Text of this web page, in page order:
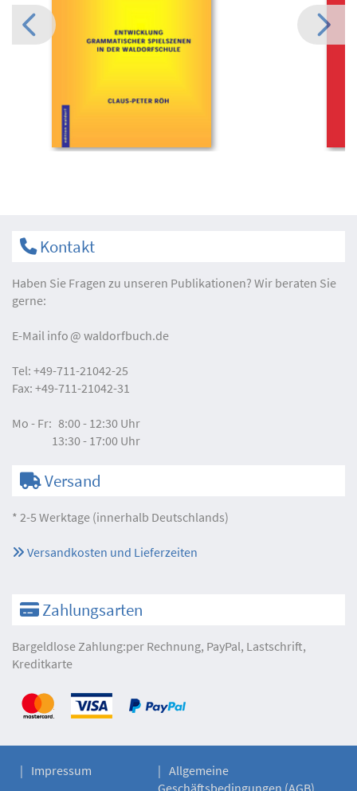
Kontakt
Haben Sie Fragen zu unseren Publikationen? Wir beraten Sie
gerne:
E-Mail info waldorfbuch.de
Tel: +49-711-21042-25
Fax: +49-711-21042-31
Mo - Fr: 8:00 - 12:30 Uhr
13:30 - 17:00 Uhr
Versand
* 2-5 Werktage (innerhalb Deutschlands)
Versandkosten und Lieferzeiten
Zahlungsarten
Bargeldlose Zahlung:per Rechnung, PayPal, Lastschrift,
Kreditkarte
Impressum
Allgemeine
Geschäftsbedingungen (AGB)